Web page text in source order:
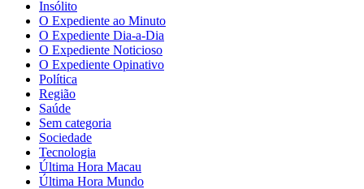
Insólito
O Expediente ao Minuto
O Expediente Dia-a-Dia
O Expediente Noticioso
O Expediente Opinativo
Política
Região
Saúde
Sem categoria
Sociedade
Tecnologia
Última Hora Macau
Última Hora Mundo